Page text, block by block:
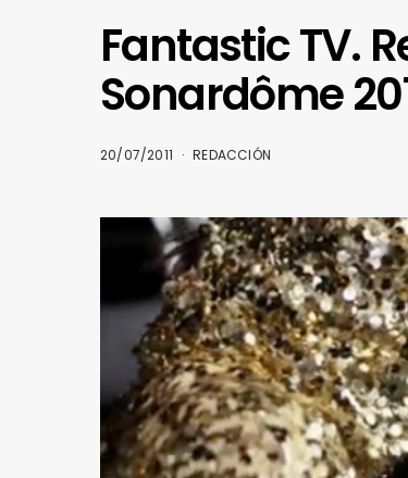
Fantastic TV.
Sonardôme
20/07/2011 REDACCIÓN